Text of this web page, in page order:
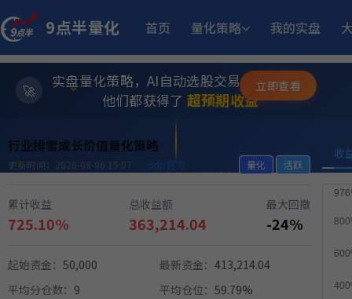
9点半量化 首页 量化策略 我的实盘
✨
💫
⭐
实盘量化策略，AI自动选股交易，躺赚模式
他们都获得了 超预期收益
5月21日开始实盘 MACD顶背离成长优选量化策略 收益
稳健黑马精选量化策略
11月25日开始实盘 多重止损优化成长量化策略 收益
6月15日开始实盘 趋势做T 收益
稳健黑马精选量化策略 11.50%
立即查看
行业排雷成长价值量化策略
更新时间：2026-08-06 15:07 9db官方 量化 活跃
累计收益
725.10%
总收益额
363,214.04
最大回撤
-24%
起始资金： 50,000 最新资金： 413,214.04
平均分仓数： 9 平均仓位： 59.79%
收